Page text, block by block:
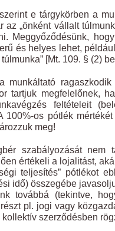
e tárgykörben a
az „önként vállalt
Meggyőződésünk,
és helyes lehet,
[Mt. 109. § (2)
munkáltató
tartjuk megfelelőnek,
feltételeit
100%-os pótlék
meg!
szabályozását nem
értékeli a lojalitást,
teljesítés” pótlékot
idő) összegébe
továbbá (tekintve,
pl. jogi vagy
kollektív szerződésben